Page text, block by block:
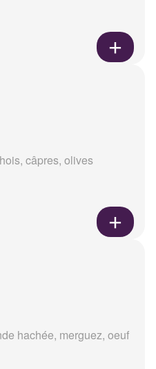
câpres, olives
hachée, merguez, oeuf